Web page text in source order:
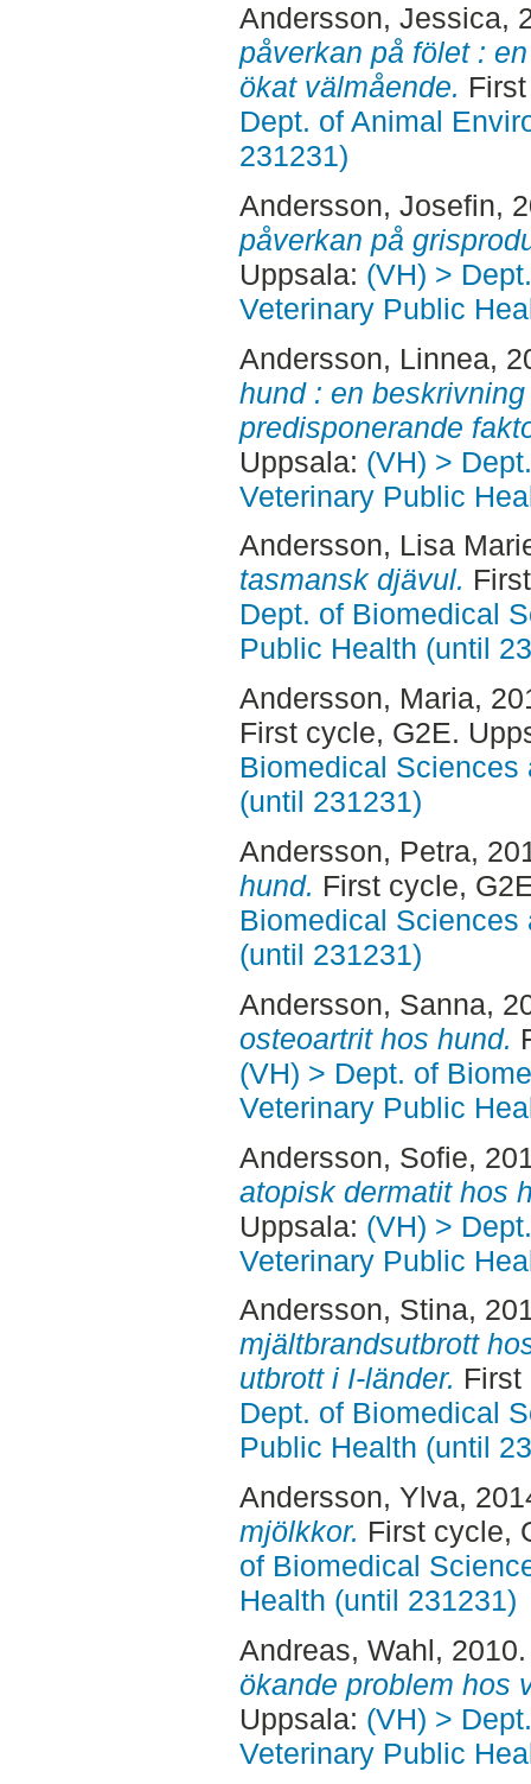
Andersson, Jessica,
påverkan på fölet :
ökat välmående.
Dept. of Animal
231231)
Andersson, Josefin,
påverkan på
Uppsala: (VH) >
Veterinary Public
Andersson, Linnea,
hund : en
predisponerande
Uppsala: (VH) >
Veterinary Public
Andersson, Lisa
tasmansk djävul.
Dept. of Biomedical
Public Health (until
Andersson, Maria,
First cycle, G2E.
Biomedical Sciences
(until 231231)
Andersson, Petra,
hund. First cycle,
Biomedical Sciences
(until 231231)
Andersson, Sanna,
osteoartrit hos hund.
(VH) > Dept. of
Veterinary Public
Andersson, Sofie,
atopisk dermatit hos
Uppsala: (VH) >
Veterinary Public
Andersson, Stina,
mjältbrandsutbrott
utbrott i I-länder.
Dept. of Biomedical
Public Health (until
Andersson, Ylva,
mjölkkor. First cycle,
of Biomedical
Health (until 231231)
Andreas, Wahl,
ökande problem hos
Uppsala: (VH) >
Veterinary Public